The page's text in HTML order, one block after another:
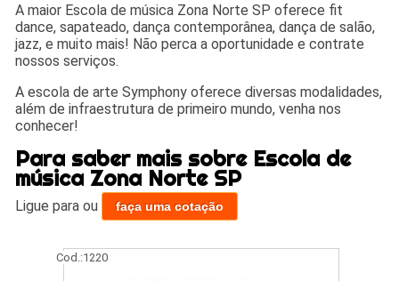
A maior Escola de música Zona Norte SP oferece fit
dance, sapateado, dança contemporânea, dança de salão,
jazz, e muito mais! Não perca a oportunidade e contrate
nossos serviços.
A escola de arte Symphony oferece diversas modalidades,
além de infraestrutura de primeiro mundo, venha nos
conhecer!
Para saber mais sobre Escola de
música Zona Norte SP
Ligue paraou faça uma cotação
Cod.:1220